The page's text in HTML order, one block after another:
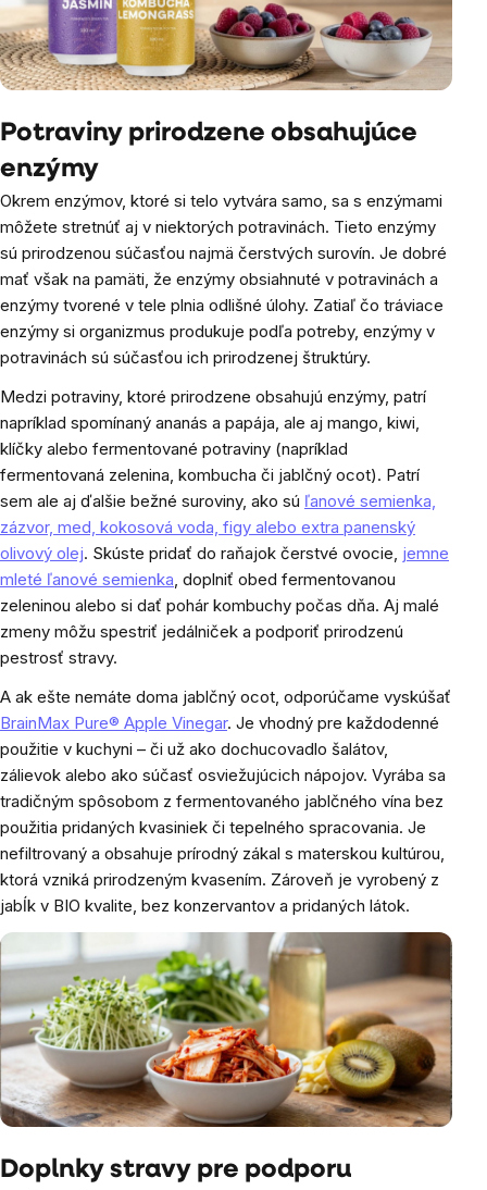
Potraviny prirodzene obsahujúce
enzýmy
Okrem enzýmov, ktoré si telo vytvára samo, sa s enzýmami
môžete stretnúť aj v niektorých potravinách. Tieto enzýmy
sú prirodzenou súčasťou najmä čerstvých surovín. Je dobré
mať však na pamäti, že enzýmy obsiahnuté v potravinách a
enzýmy tvorené v tele plnia odlišné úlohy. Zatiaľ čo tráviace
enzýmy si organizmus produkuje podľa potreby, enzýmy v
potravinách sú súčasťou ich prirodzenej štruktúry.
Medzi potraviny, ktoré prirodzene obsahujú enzýmy, patrí
napríklad spomínaný ananás a papája, ale aj mango, kiwi,
klíčky alebo fermentované potraviny (napríklad
fermentovaná zelenina, kombucha či jablčný ocot). Patrí
sem ale aj ďalšie bežné suroviny, ako sú ľanové semienka,
zázvor, med, kokosová voda, figy alebo extra panenský
olivový olej. Skúste pridať do raňajok čerstvé ovocie, jemne
mleté ľanové semienka, doplniť obed fermentovanou
zeleninou alebo si dať pohár kombuchy počas dňa. Aj malé
zmeny môžu spestriť jedálniček a podporiť prirodzenú
pestrosť stravy.
A ak ešte nemáte doma jablčný ocot, odporúčame vyskúšať
BrainMax Pure® Apple Vinegar. Je vhodný pre každodenné
použitie v kuchyni – či už ako dochucovadlo šalátov,
zálievok alebo ako súčasť osviežujúcich nápojov. Vyrába sa
tradičným spôsobom z fermentovaného jablčného vína bez
použitia pridaných kvasiniek či tepelného spracovania. Je
nefiltrovaný a obsahuje prírodný zákal s materskou kultúrou,
ktorá vzniká prirodzeným kvasením. Zároveň je vyrobený z
jabĺk v BIO kvalite, bez konzervantov a pridaných látok.
Doplnky stravy pre podporu